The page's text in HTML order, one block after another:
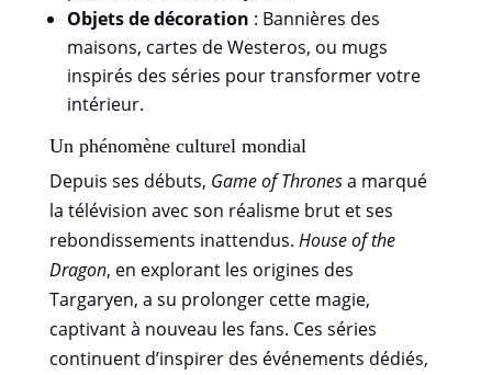
Objets de décoration : Bannières des
maisons, cartes de Westeros, ou mugs
inspirés des séries pour transformer votre
intérieur.
Un phénomène culturel mondial
Depuis ses débuts, Game of Thronesa marqué
la télévision avec son réalisme brut et ses
rebondissements inattendus. House of the
Dragon, en explorant les origines des
Targaryen, a su prolonger cette magie,
captivant à nouveau les fans. Ces séries
continuent d’inspirer des événements dédiés,